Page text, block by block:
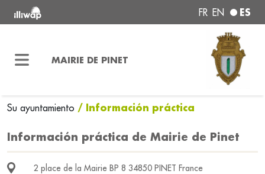
FR EN ES
MAIRIE DE PINET
Su ayuntamiento / Información práctica
Información práctica de Mairie de Pinet
2 place de la Mairie BP 8 34850 PINET France